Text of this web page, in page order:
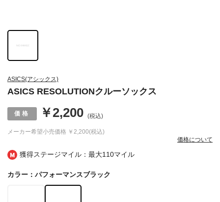
獲得ステージマイル：最大110マイル
ASICS(アシックス)
ASICS RESOLUTIONクルーソックス
メーカー希望小売価格 ￥2,200(税込)
￥2,200 (税込)
価格について
カラー：パフォーマンスブラック